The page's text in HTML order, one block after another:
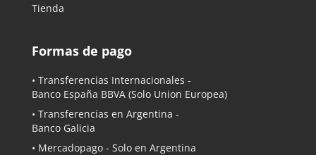
Tienda
Formas de pago
• Transferencias Internacionales -
Banco España BBVA (Solo Union Europea)
• Transferencias en Argentina -
Banco Galicia
• Mercadopago - Solo en Argentina